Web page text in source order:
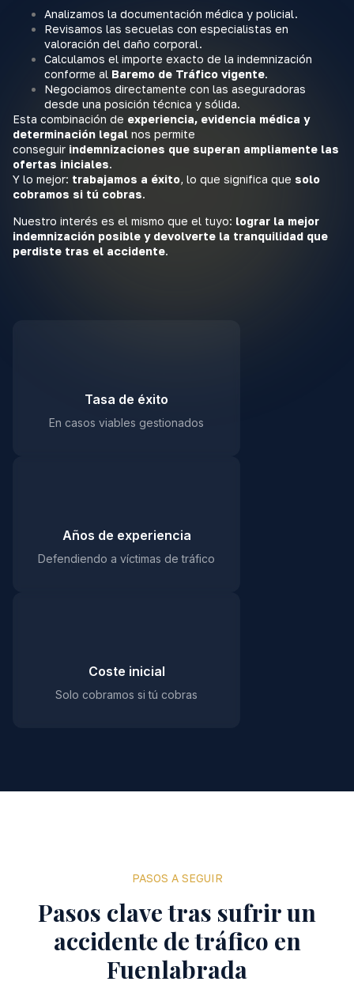
Analizamos la documentación médica y policial.
Revisamos las secuelas con especialistas en
valoración del daño corporal.
Calculamos el importe exacto de la indemnización
conforme al Baremo de Tráfico vigente.
Negociamos directamente con las aseguradoras
desde una posición técnica y sólida.
Esta combinación de experiencia, evidencia médica y
determinación legal nos permite
conseguir indemnizaciones que superan ampliamente las
ofertas iniciales.
Y lo mejor: trabajamos a éxito, lo que significa que solo
cobramos si tú cobras.
Nuestro interés es el mismo que el tuyo: lograr la mejor
indemnización posible y devolverte la tranquilidad que
perdiste tras el accidente.
Tasa de éxito
En casos viables gestionados
Años de experiencia
Defendiendo a víctimas de tráfico
Coste inicial
Solo cobramos si tú cobras
PASOS A SEGUIR
Pasos clave tras sufrir un
accidente de tráfico en
Fuenlabrada